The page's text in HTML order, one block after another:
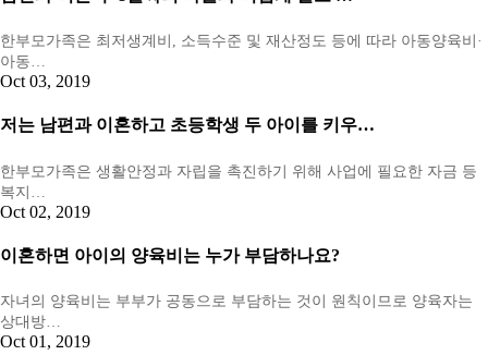
한부모가족은 최저생계비, 소득수준 및 재산정도 등에 따라 아동양육비·
아동…
Oct 03, 2019
저는 남편과 이혼하고 초등학생 두 아이를 키우…
한부모가족은 생활안정과 자립을 촉진하기 위해 사업에 필요한 자금 등
복지…
Oct 02, 2019
이혼하면 아이의 양육비는 누가 부담하나요?
자녀의 양육비는 부부가 공동으로 부담하는 것이 원칙이므로 양육자는
상대방…
Oct 01, 2019